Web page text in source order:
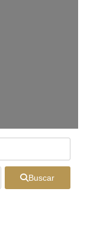
Buscar